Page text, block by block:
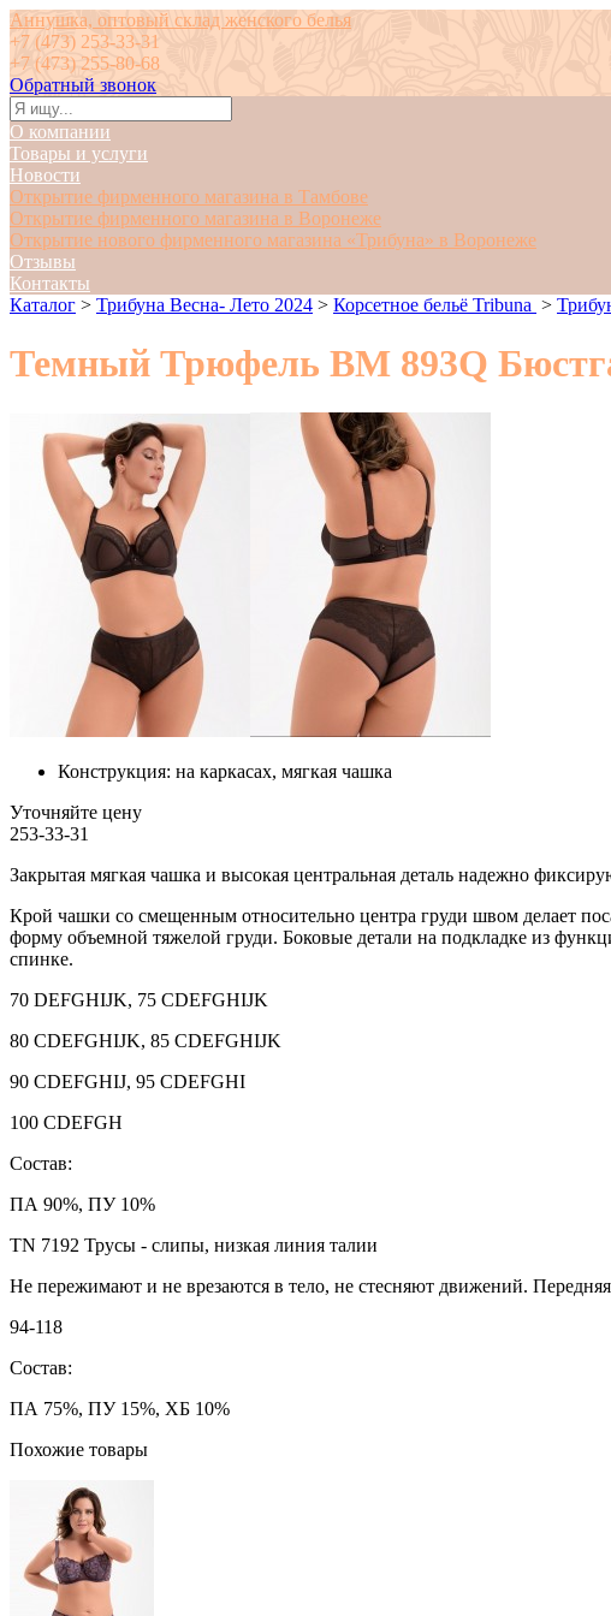
Аннушка, оптовый склад женского белья
+7 (473) 253-33-31
+7 (473) 255-80-68
Обратный звонок
О компании
Товары и услуги
Новости
Открытие фирменного магазина в Тамбове
Открытие фирменного магазина в Воронеже
Открытие нового фирменного магазина «Трибуна» в Воронеже
Отзывы
Контакты
Каталог > Трибуна Весна- Лето 2024 > Корсетное бельё Tribuna >
Темный Трюфель BM 893Q
Конструкция: на каркасах, мягкая чашка
Уточняйте цену
253-33-31
Закрытая мягкая чашка и высокая центральная деталь надежно
Крой чашки со смещенным относительно центра груди швом делает
форму объемной тяжелой груди. Боковые детали на подкладке из
спинке.
70 DEFGHIJK, 75 CDEFGHIJK
80 CDEFGHIJK, 85 CDEFGHIJK
90 CDEFGHIJ, 95 CDEFGHI
100 CDEFGH
Состав:
ПА 90%, ПУ 10%
TN 7192 Трусы - слипы, низкая линия талии
Не пережимают и не врезаются в тело, не стесняют движений.
94-118
Состав:
ПА 75%, ПУ 15%, ХБ 10%
Похожие товары